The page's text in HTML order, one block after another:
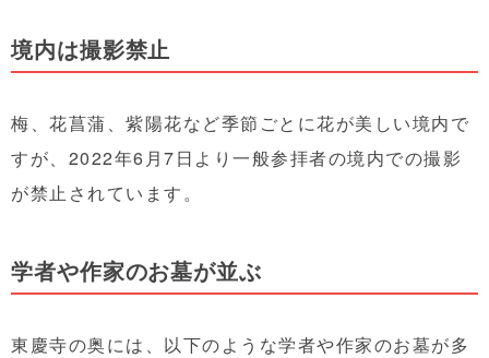
境内は撮影禁止
梅、花菖蒲、紫陽花など季節ごとに花が美しい境内で
すが、2022年6月7日より一般参拝者の境内での撮影
が禁止されています。
学者や作家のお墓が並ぶ
東慶寺の奥には、以下のような学者や作家のお墓が多